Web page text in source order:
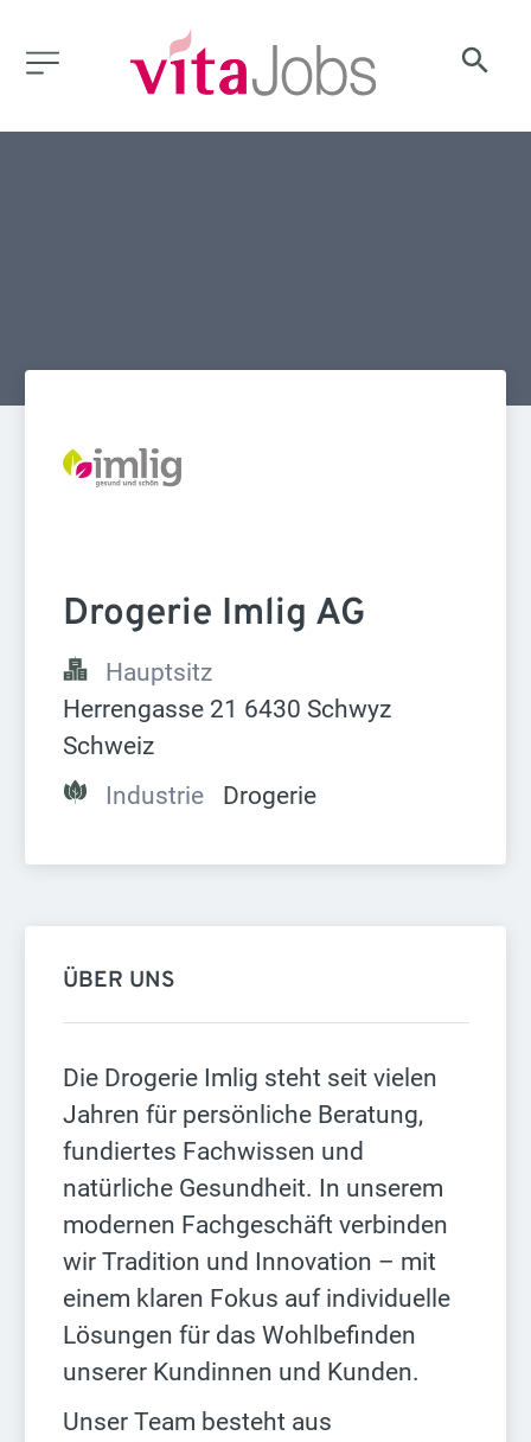
Drogerie Imlig AG
Hauptsitz
Herrengasse 21 6430 Schwyz
Schweiz
Industrie
Drogerie
ÜBER UNS
Die Drogerie Imlig steht seit vielen
Jahren für persönliche Beratung,
fundiertes Fachwissen und
natürliche Gesundheit. In unserem
modernen Fachgeschäft verbinden
wir Tradition und Innovation – mit
einem klaren Fokus auf individuelle
Lösungen für das Wohlbefinden
unserer Kundinnen und Kunden.
Unser Team besteht aus